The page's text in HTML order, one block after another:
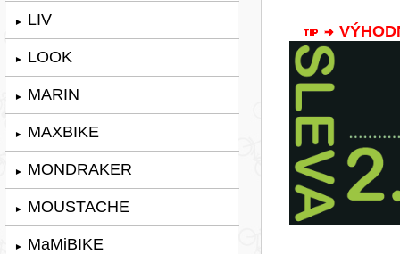
► LIV
► LOOK
► MARIN
► MAXBIKE
► MONDRAKER
► MOUSTACHE
► MaMiBIKE